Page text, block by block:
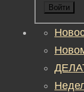
Войти